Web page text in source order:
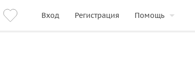
Вход Регистрация Помощь